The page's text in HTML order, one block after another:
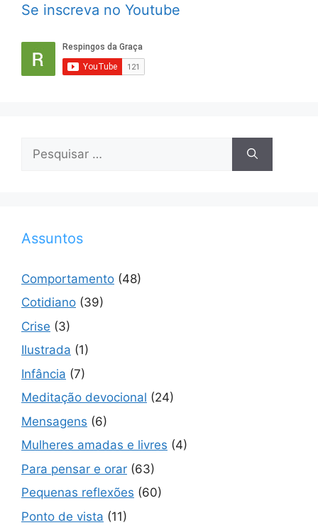
Se inscreva no Youtube
por:
Assuntos
Comportamento (48)
Cotidiano (39)
Crise (3)
Ilustrada (1)
Infância (7)
Meditação devocional (24)
Mensagens (6)
Mulheres amadas e livres (4)
Para pensar e orar (63)
Pequenas reflexões (60)
Ponto de vista (11)